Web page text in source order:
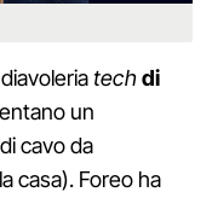
techdi
un
cavo da
casa). Foreo ha